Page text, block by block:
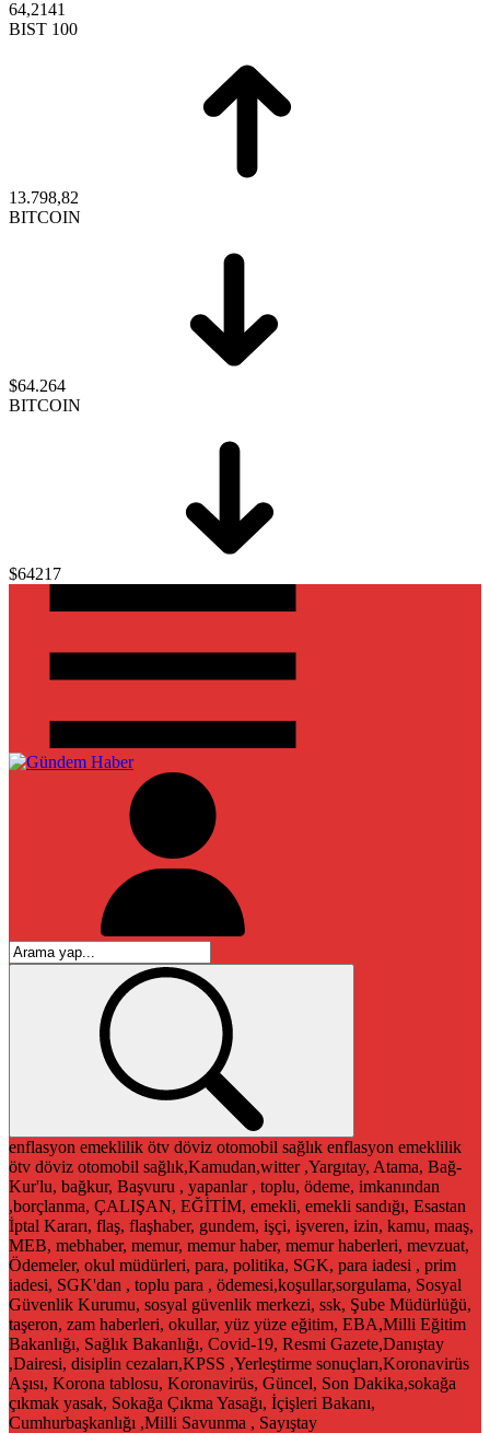
64,2141
BIST 100
13.798,82
BITCOIN
$64.264
BITCOIN
$64217
enflasyon emeklilik ötv döviz otomobil sağlık enflasyon emeklilik
ötv döviz otomobil sağlık,Kamudan,witter ,Yargıtay, Atama, Bağ-
Kur'lu, bağkur, Başvuru , yapanlar , toplu, ödeme, imkanından
,borçlanma, ÇALIŞAN, EĞİTİM, emekli, emekli sandığı, Esastan
İptal Kararı, flaş, flaşhaber, gundem, işçi, işveren, izin, kamu, maaş,
MEB, mebhaber, memur, memur haber, memur haberleri, mevzuat,
Ödemeler, okul müdürleri, para, politika, SGK, para iadesi , prim
iadesi, SGK'dan , toplu para , ödemesi,koşullar,sorgulama, Sosyal
Güvenlik Kurumu, sosyal güvenlik merkezi, ssk, Şube Müdürlüğü,
taşeron, zam haberleri, okullar, yüz yüze eğitim, EBA,Milli Eğitim
Bakanlığı, Sağlık Bakanlığı, Covid-19, Resmi Gazete,Danıştay
,Dairesi, disiplin cezaları,KPSS ,Yerleştirme sonuçları,Koronavirüs
Aşısı, Korona tablosu, Koronavirüs, Güncel, Son Dakika,sokağa
çıkmak yasak, Sokağa Çıkma Yasağı, İçişleri Bakanı,
Cumhurbaşkanlığı ,Milli Savunma , Sayıştay